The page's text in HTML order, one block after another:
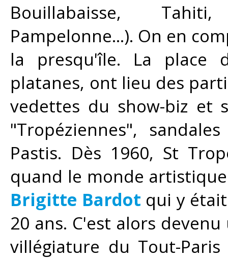
Bouillabaisse,
Pampelonne...). On en
la presqu'île. La place
platanes, ont lieu des
vedettes du show-biz et
"Tropéziennes",
Pastis. Dès 1960, St
quand le monde
Brigitte Bardot qui y
20 ans. C'est alors
villégiature du Tout-